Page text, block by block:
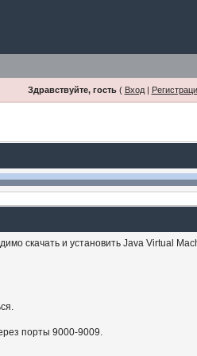
Здравствуйте, гость( Вход|
скачать и установить Java Virtual
порты 9000-9009.